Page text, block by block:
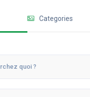
Categories